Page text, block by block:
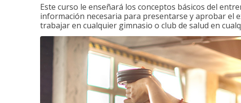
Este curso le enseñará los conceptos básicos del
información necesaria para presentarse y aprobar el
trabajar en cualquier gimnasio o club de salud en